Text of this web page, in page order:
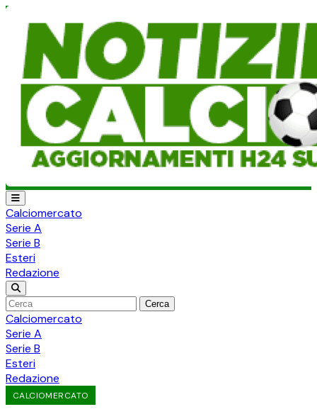
Calciomercato
Serie A
Serie B
Esteri
Redazione
Cerca
Calciomercato
Serie A
Serie B
Esteri
Redazione
CALCIOMERCATO